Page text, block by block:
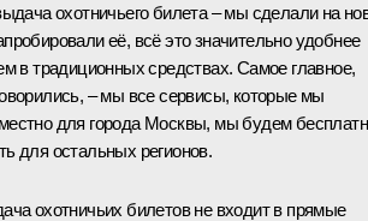
охотничьего билета – мы сделали на
её, всё это значительно удобнее
в традиционных средствах. Самое главное,
– мы все сервисы, которые мы
для города Москвы, мы будем
для остальных регионов.
охотничьих билетов не входит в прямые